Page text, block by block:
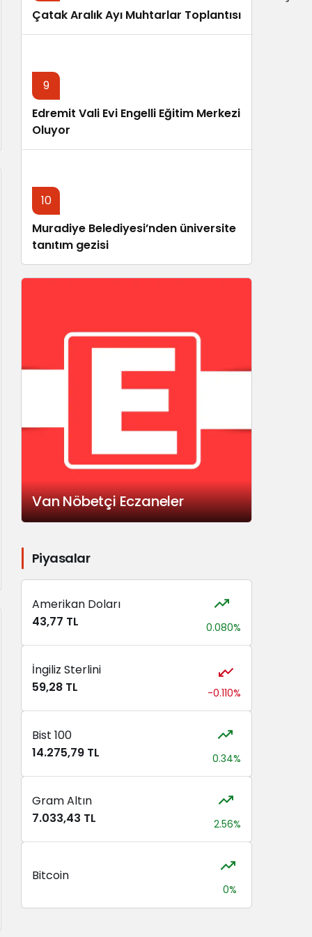
Çatak Aralık Ayı Muhtarlar Toplantısı
9
Edremit Vali Evi Engelli Eğitim Merkezi
Oluyor
10
Muradiye Belediyesi’nden üniversite
tanıtım gezisi
Van Nöbetçi Eczaneler
Piyasalar
Amerikan Doları
43,77 TL
0.080%
İngiliz Sterlini
59,28 TL
-0.110%
Bist 100
14.275,79 TL
0.34%
Gram Altın
7.033,43 TL
2.56%
Bitcoin
0%